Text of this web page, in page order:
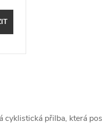
cyklistická přilba, která